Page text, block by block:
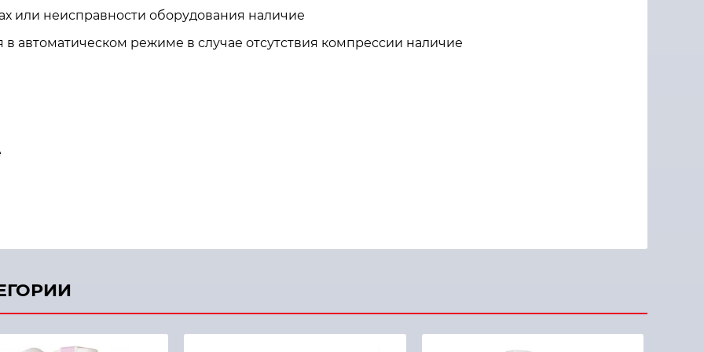
или неисправности оборудования наличие
автоматическом режиме в случае отсутствия компрессии наличие